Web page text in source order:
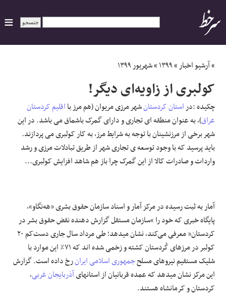
ایران
سیاسی
اقتصاد
ورزشی
جهان
حوادث
علوم و فن آوری
فرهنگی و هنری
»آرشیو اخبار»۱۳۹۹»شهریور ۱۳۹۹
کولبری از زاویه‌ای دیگر!
چکیده :دراستان کردستانشهر مرزی مریوان (هم مرز بااقلیم کردستان
عراق)، به عنوان منطقه ای تجاری و دارای گمرک باشماق می باشد. در این
شهر برخی از مرزنشینان با توجه به شرایط مرز، به کار کولبری می پردازند.
باید پرسید که با وجود توسعه ی تجاری شهر از طریق تبادلات مرزی و رشد
واردات و صادرات کالا از این گمرک چرا باز هم شاهد افزایش کولبری...
آمار به ثبت رسیده در مرکز آمار و اسناد سازمان حقوق بشری «هه‌نگاو»،
پایگاه خبری که خود را “سازمان مستقل گزارش دهنده نقض حقوق بشر در
کردستان” معرفی می‌کند، نشان میدهد؛ طی مرداد سال جاری دست‌کم ٢٠
کولبر در مرزهای کُردستان کشته و زخمی شده اند که ٧١٪ این موارد با
شلیک مستقیم نیروهای مسلحجمهوری اسلامی ایرانرخ داده است. گزارش
این مرکز نشان میدهد که عمده قربانیان از استانهایآذربایجان غربی،
کردستان و کرمانشاه هستند.